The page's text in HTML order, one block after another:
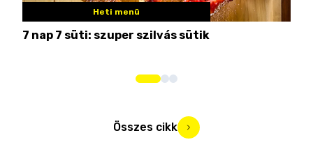
Heti menü
7 nap 7 süti: szuper szilvás sütik
Összes cikk